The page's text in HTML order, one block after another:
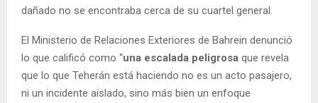
dañado no se encontraba cerca de su cuartel general.
El Ministerio de Relaciones Exteriores de Bahrein denunció
lo que calificó como “una escalada peligrosa que revela
que lo que Teherán está haciendo no es un acto pasajero,
ni un incidente aislado, sino más bien un enfoque